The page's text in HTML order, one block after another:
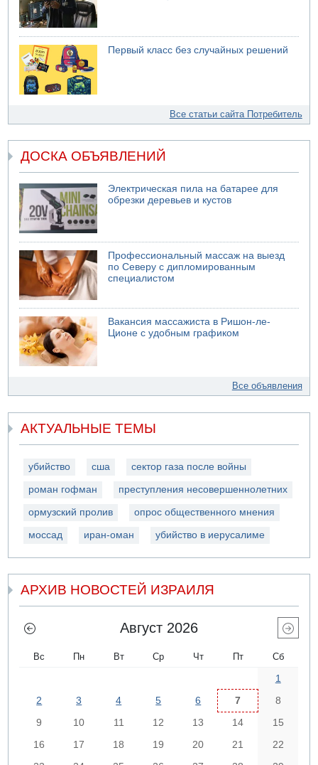
Первый класс без случайных решений
Все статьи сайта Потребитель
ДОСКА ОБЪЯВЛЕНИЙ
Электрическая пила на батарее для
обрезки деревьев и кустов
Профессиональный массаж на выезд
по Северу с дипломированным
специалистом
Вакансия массажиста в Ришон-ле-
Ционе с удобным графиком
Все объявления
АКТУАЛЬНЫЕ ТЕМЫ
убийство сша сектор газа после войны
роман гофман преступления несовершеннолетних
ормузский пролив опрос общественного мнения
моссад иран-оман убийство в иерусалиме
АРХИВ НОВОСТЕЙ ИЗРАИЛЯ
Август 2026
Вс Пн Вт Ср Чт Пт Сб
1
2
3 4 5 6 7
8
9
10 11 12 13 14
15
16
17 18 19 20 21
22